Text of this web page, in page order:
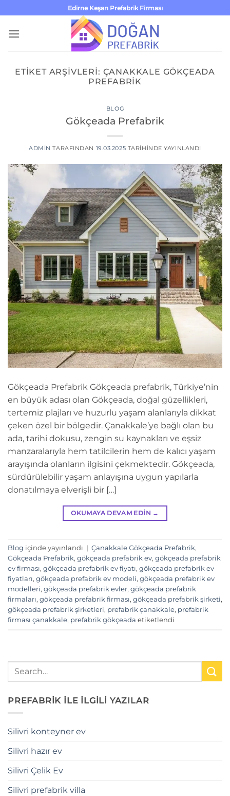
atla
Edirne Keşan Prefabrik Firması
ETIKET ARŞIVLERI: ÇANAKKALE GÖKÇEADA
PREFABRIK
BLOG
Gökçeada Prefabrik
ADMIN TARAFINDAN 19.03.2025 TARIHINDE YAYINLANDI
Gökçeada Prefabrik Gökçeada prefabrik, Türkiye’nin
en büyük adası olan Gökçeada, doğal güzellikleri,
tertemiz plajları ve huzurlu yaşam alanlarıyla dikkat
çeken özel bir bölgedir. Çanakkale’ye bağlı olan bu
ada, tarihi dokusu, zengin su kaynakları ve eşsiz
manzaralarıyla hem tatilcilerin hem de kalıcı yaşam
arayışında olanların ilgisini çekmektedir. Gökçeada,
sürdürülebilir yaşam anlayışına uygun yapılarla
donatılmaya elverişli bir […]
OKUMAYA DEVAM EDIN →
Blog içinde yayınlandı | Çanakkale Gökçeada Prefabrik,
Gökçeada Prefabrik, gökçeada prefabrik ev, gökçeada prefabrik
ev firması, gökçeada prefabrik ev fiyatı, gökçeada prefabrik ev
fiyatları, gökçeada prefabrik ev modeli, gökçeada prefabrik ev
modelleri, gökçeada prefabrik evler, gökçeada prefabrik
firmaları, gökçeada prefabrik firması, gökçeada prefabrik şirketi,
gökçeada prefabrik şirketleri, prefabrik çanakkale, prefabrik
firması çanakkale, prefabrik gökçeada etiketlendi
PREFABRİK İLE İLGİLİ YAZILAR
Silivri konteyner ev
Silivri hazır ev
Silivri Çelik Ev
Silivri prefabrik villa